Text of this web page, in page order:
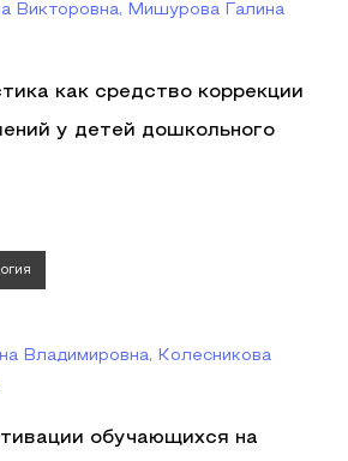
Викторовна, Мишурова Галина
как средство коррекции
у детей дошкольного
Владимировна, Колесникова
обучающихся на